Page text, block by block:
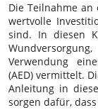
Die Teilnahme
wertvolle
sind. In diesen
Verwendung
(AED) vermittelt.
Anleitung in
sorgen dafür,